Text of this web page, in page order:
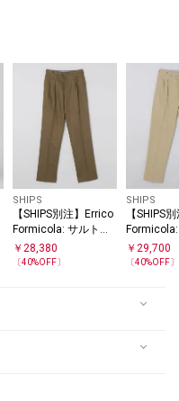
SHIPS
【SHIPS別注】Errico
Formicola: サルトリ
アル リネン/コットン
スラックス
￥ 28,380
〔40%OFF〕
SHIPS
【SHIPS
アル チノ
￥29,700
〔40%OFF〕